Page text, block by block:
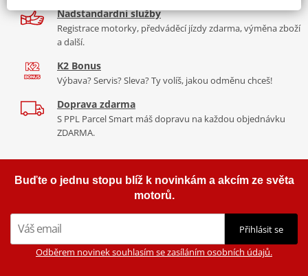
Nadstandardní služby
Registrace motorky, předváděcí jízdy zdarma, výměna zboží
a další.
K2 Bonus
Výbava? Servis? Sleva? Ty volíš, jakou odměnu chceš!
Doprava zdarma
S PPL Parcel Smart máš dopravu na každou objednávku
ZDARMA.
Buďte o jednu stopu blíž k novinkám a akcím ze světa
motorů.
Přihlásit se
Odběrem novinek souhlasím se zasíláním osobních údajů.